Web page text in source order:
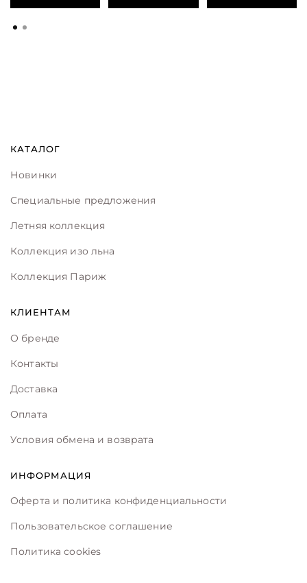
КАТАЛОГ
Новинки
Специальные предложения
Летняя коллекция
Коллекция изо льна
Коллекция Париж
КЛИЕНТАМ
О бренде
Контакты
Доставка
Оплата
Условия обмена и возврата
ИНФОРМАЦИЯ
Оферта и политика конфиденциальности
Пользовательское соглашение
Политика cookies